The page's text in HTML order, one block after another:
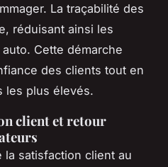
La traçabilité des
réduisant ainsi les
Cette démarche
des clients tout en
les plus élevés.
client et retour
la satisfaction client au